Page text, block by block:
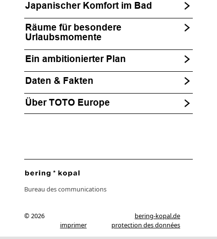
Japanischer Komfort im Bad
Räume für besondere
Urlaubsmomente
Ein ambitionierter Plan
Daten & Fakten
Über TOTO Europe
Bureau des communications
© 2026
bering-kopal.de
protection des données
imprimer